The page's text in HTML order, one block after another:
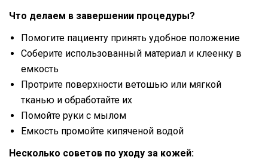
Что делаем в завершении процедуры?
Помогите пациенту принять удобное положение
Соберите использованный материал и клеенку в
емкость
Протрите поверхности ветошью или мягкой
тканью и обработайте их
Помойте руки с мылом
Емкость промойте кипяченой водой
Несколько советов по уходу за кожей: